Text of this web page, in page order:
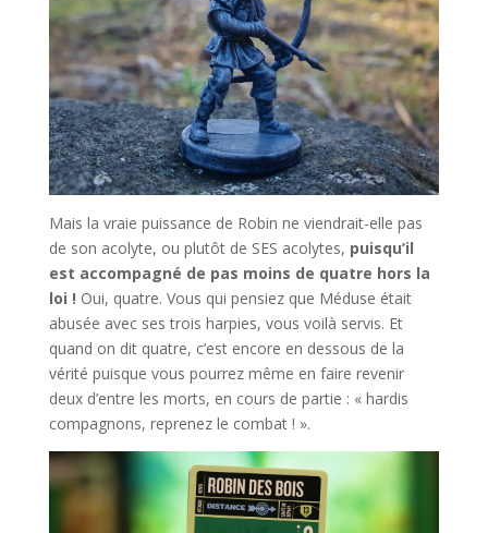
Mais la vraie puissance de Robin ne viendrait-elle pas
de son acolyte, ou plutôt de SES acolytes, puisqu’il
est accompagné de pas moins de quatre hors la
loi ! Oui, quatre. Vous qui pensiez que Méduse était
abusée avec ses trois harpies, vous voilà servis. Et
quand on dit quatre, c’est encore en dessous de la
vérité puisque vous pourrez même en faire revenir
deux d’entre les morts, en cours de partie : « hardis
compagnons, reprenez le combat ! ».